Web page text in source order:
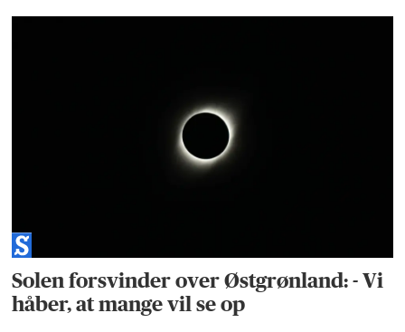
Solen forsvinder over Østgrønland: - Vi
håber, at mange vil se op